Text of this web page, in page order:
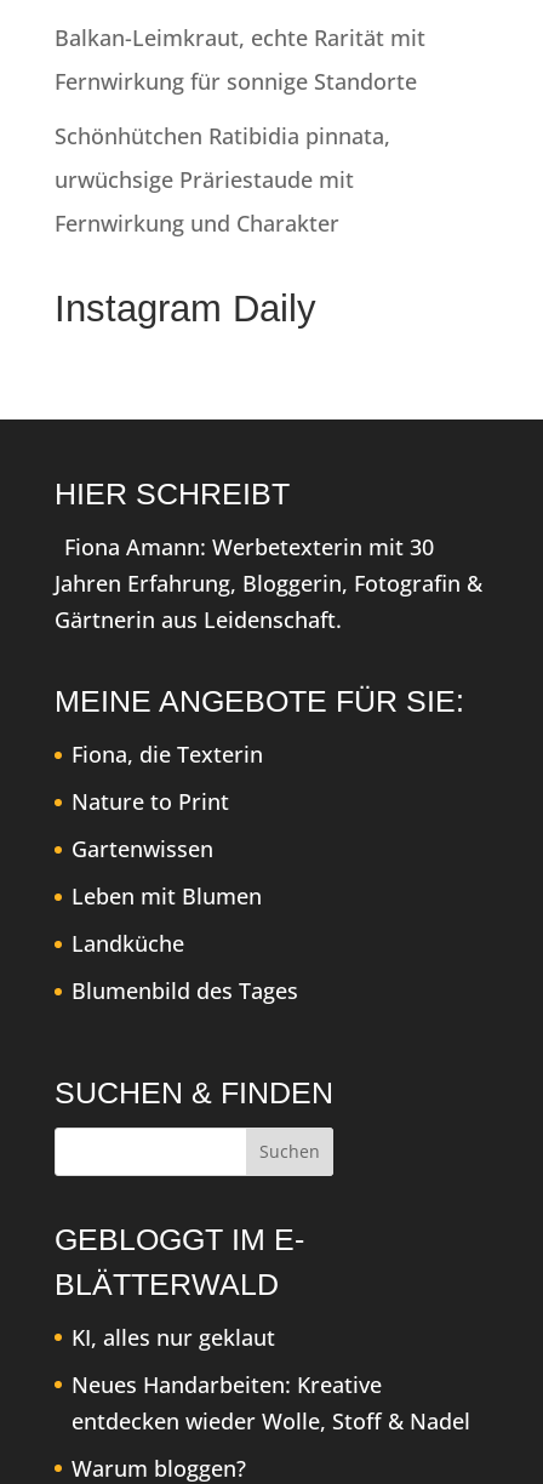
Balkan-Leimkraut, echte Rarität mit
Fernwirkung für sonnige Standorte
Schönhütchen Ratibidia pinnata,
urwüchsige Präriestaude mit
Fernwirkung und Charakter
Instagram Daily
HIER SCHREIBT
Fiona Amann: Werbetexterin mit 30
Jahren Erfahrung, Bloggerin, Fotografin &
Gärtnerin aus Leidenschaft.
MEINE ANGEBOTE FÜR SIE:
Fiona, die Texterin
Nature to Print
Gartenwissen
Leben mit Blumen
Landküche
Blumenbild des Tages
SUCHEN & FINDEN
GEBLOGGT IM E-
BLÄTTERWALD
KI, alles nur geklaut
Neues Handarbeiten: Kreative
entdecken wieder Wolle, Stoff & Nadel
Warum bloggen?